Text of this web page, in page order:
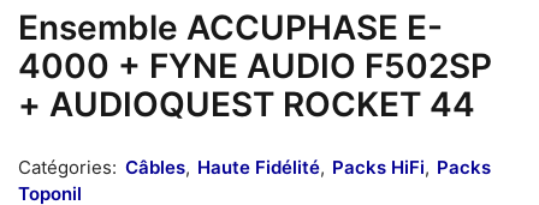
Ensemble ACCUPHASE E-
4000 + FYNE AUDIO F502SP
+ AUDIOQUEST ROCKET 44
Catégories: Câbles, Haute Fidélité, Packs HiFi, Packs
Toponil